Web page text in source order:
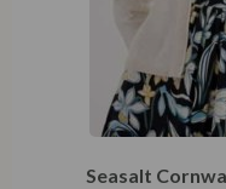
Seasalt